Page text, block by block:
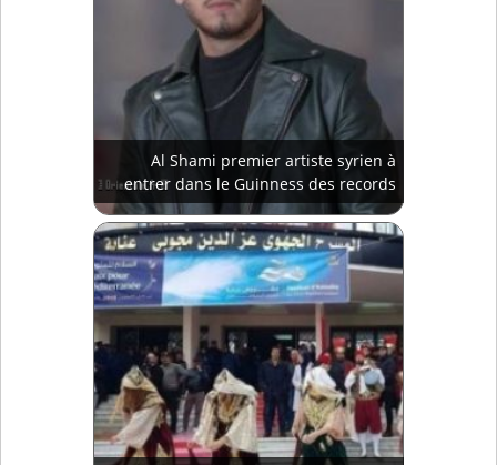
Al Shami premier artiste syrien à
entrer dans le Guinness des records